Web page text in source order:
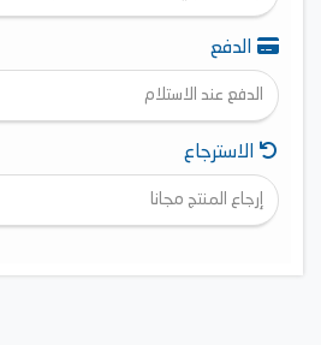
الدفع
الدفع عند الاستلام
الاسترجاع
إرجاع المنتج مجانا